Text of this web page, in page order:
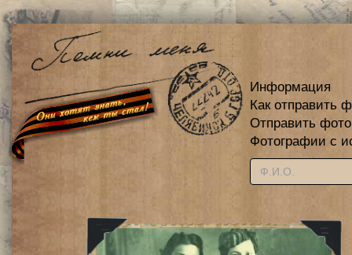
Информация
Как отправить
Отправить
Фотографии с